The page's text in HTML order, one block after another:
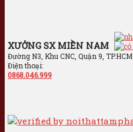
XƯỞNG SX MIỀN NAM
Đường N3, Khu CNC, Quận 9, TP.HCM
Điện thoại:
0868.046.999